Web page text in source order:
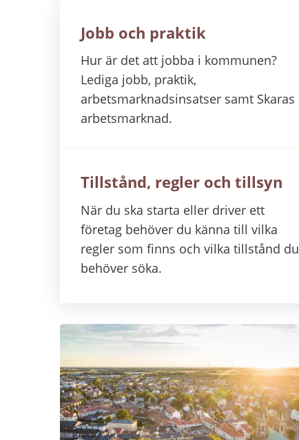
Jobb och praktik
Hur är det att jobba i kommunen?
Lediga jobb, praktik,
arbetsmarknadsinsatser samt Skaras
arbetsmarknad.
Tillstånd, regler och tillsyn
När du ska starta eller driver ett
företag behöver du känna till vilka
regler som finns och vilka tillstånd du
behöver söka.